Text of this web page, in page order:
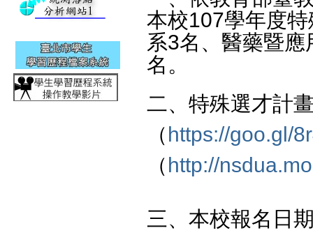
本校107學年度
系3名、醫藥暨
名。
二、特殊選才計
（https://goo.gl/
（http://
三、本校報名日